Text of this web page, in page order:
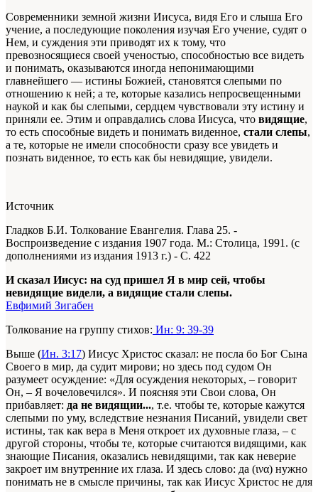
Современники земной жизни Иисуса, видя Его и слыша Его
учение, а последующие поколения изучая Его учение, судят о
Нем, и суждения эти приводят их к тому, что
превозносящиеся своей ученостью, способностью все видеть
и понимать, оказываются иногда непонимающими
главнейшего — истины Божией, становятся слепыми по
отношению к ней; а те, которые казались непросвещенными
наукой и как бы слепыми, сердцем чувствовали эту истину и
приняли ее. Этим и оправдались слова Иисуса, что видящие,
то есть способные видеть и понимать виденное, стали слепы,
а те, которые не имели способности сразу все увидеть и
познать виденное, то есть как бы невидящие, увидели.
Источник
Гладков Б.И. Толкование Евангелия. Глава 25. -
Воспроизведение с издания 1907 года. М.: Столица, 1991. (с
дополнениями из издания 1913 г.) - С. 422
И сказал Иисус: на суд пришел Я в мир сей, чтобы
невидящие видели, а видящие стали слепы.
Евфимий Зигабен
Толкование на группу стихов: Ин: 9: 39-39
Выше (Ин. 3:17) Иисус Христос сказал: не посла бо Бог Сына
Своего в мир, да судит мирови; но здесь под судом Он
разумеет осуждение: «Для осуждения некоторых, – говорит
Он, – Я вочеловечился». И поясняя эти Свои слова, Он
прибавляет: да не видящии..., т.е. чтобы те, которые кажутся
слепыми по уму, вследствие незнания Писаний, увидели свет
истины, так как вера в Меня откроет их духовные глаза, – с
другой стороны, чтобы те, которые считаются видящими, как
знающие Писания, оказались невидящими, так как неверие
закроет им внутренние их глаза. И здесь слово: да (ινα) нужно
понимать не в смысле причины, так как Иисус Христос не для